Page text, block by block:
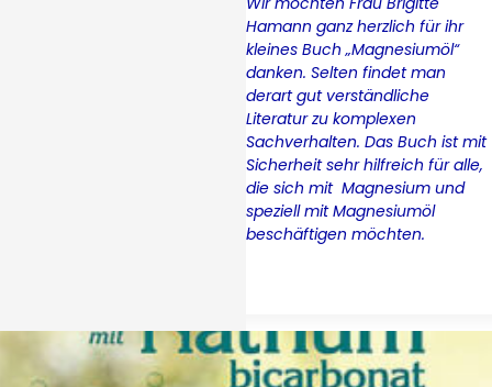
Hamann ganz herzlich für ihr
kleines Buch „Magnesiumöl“
danken. Selten findet man
derart gut verständliche
Literatur zu komplexen
Sachverhalten. Das Buch ist mit
Sicherheit sehr hilfreich für alle,
die sich mit Magnesium und
speziell mit Magnesiumöl
beschäftigen möchten.